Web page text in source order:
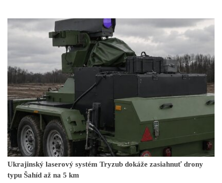
Ukrajinský laserový systém Tryzub dokáže zasiahnuť drony
typu Šahíd až na 5 km